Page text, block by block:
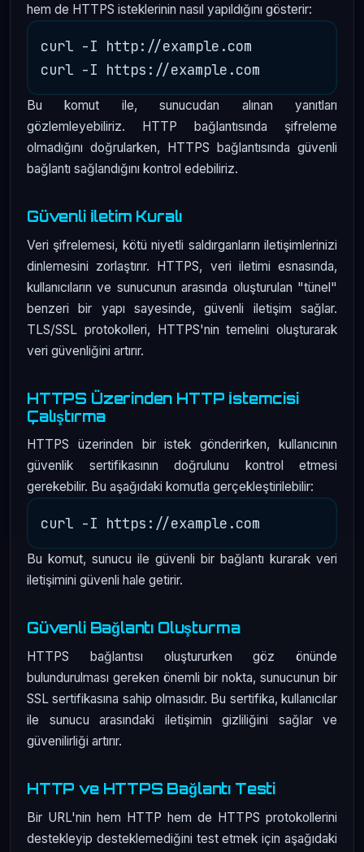
hem de HTTPS isteklerinin nasıl yapıldığını gösterir:
curl -I http://example.com
Bu komut ile, sunucudan alınan yanıtları
gözlemleyebiliriz. HTTP bağlantısında şifreleme
olmadığını doğrularken, HTTPS bağlantısında güvenli
bağlantı sağlandığını kontrol edebiliriz.
Güvenli İletim Kuralı
Veri şifrelemesi, kötü niyetli saldırganların iletişimlerinizi
dinlemesini zorlaştırır. HTTPS, veri iletimi esnasında,
kullanıcıların ve sunucunun arasında oluşturulan "tünel"
benzeri bir yapı sayesinde, güvenli iletişim sağlar.
TLS/SSL protokolleri, HTTPS'nin temelini oluşturarak
veri güvenliğini artırır.
HTTPS Üzerinden HTTP İstemcisi
Çalıştırma
HTTPS üzerinden bir istek gönderirken, kullanıcının
güvenlik sertifikasının doğrulunu kontrol etmesi
gerekebilir. Bu aşağıdaki komutla gerçekleştirilebilir:
Bu komut, sunucu ile güvenli bir bağlantı kurarak veri
iletişimini güvenli hale getirir.
Güvenli Bağlantı Oluşturma
HTTPS bağlantısı oluştururken göz önünde
bulundurulması gereken önemli bir nokta, sunucunun bir
SSL sertifikasına sahip olmasıdır. Bu sertifika, kullanıcılar
ile sunucu arasındaki iletişimin gizliliğini sağlar ve
güvenilirliği artırır.
HTTP ve HTTPS Bağlantı Testi
Bir URL'nin hem HTTP hem de HTTPS protokollerini
destekleyip desteklemediğini test etmek için aşağıdaki